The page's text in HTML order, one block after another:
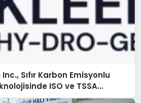
Sıfır Karbon Emisyonlu
ISO ve TSSA
Aldı